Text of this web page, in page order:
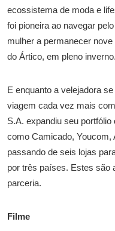
ecossistema de moda e
foi pioneira ao navegar
mulher a permanecer
do Ártico, em pleno inverno.
E enquanto a velejadora
viagem cada vez mais
S.A. expandiu seu
como Camicado, Youcom,
passando de seis lojas
por três países. Estes são
parceria.
Filme